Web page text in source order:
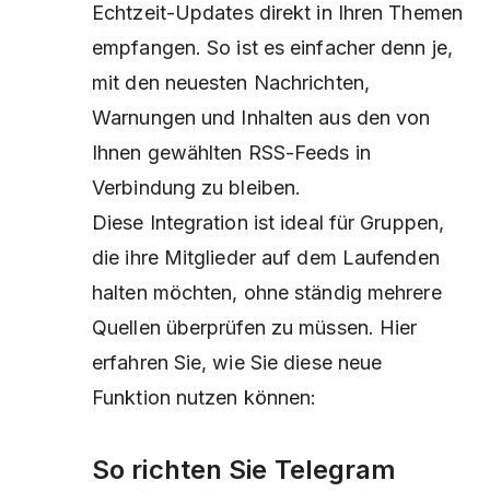
Echtzeit-Updates direkt in Ihren Themen
empfangen. So ist es einfacher denn je,
mit den neuesten Nachrichten,
Warnungen und Inhalten aus den von
Ihnen gewählten RSS-Feeds in
Verbindung zu bleiben.
Diese Integration ist ideal für Gruppen,
die ihre Mitglieder auf dem Laufenden
halten möchten, ohne ständig mehrere
Quellen überprüfen zu müssen. Hier
erfahren Sie, wie Sie diese neue
Funktion nutzen können:
So richten Sie Telegram